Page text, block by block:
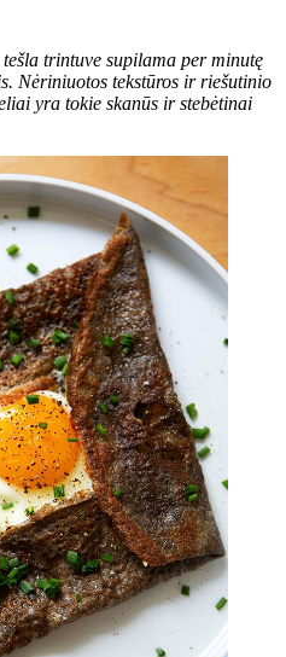
trintuve supilama per minutę
Nėriniuotos tekstūros ir riešutinio
yra tokie skanūs ir stebėtinai